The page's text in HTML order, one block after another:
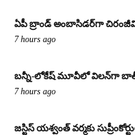
ఏపీ బ్రాండ్ అంబాసిడర్‌గా
7 hours ago
బన్నీ-లోకేష్ మూవీలో విలన్‌గా
7 hours ago
జస్టిస్ యశ్వంత్ వర్మకు